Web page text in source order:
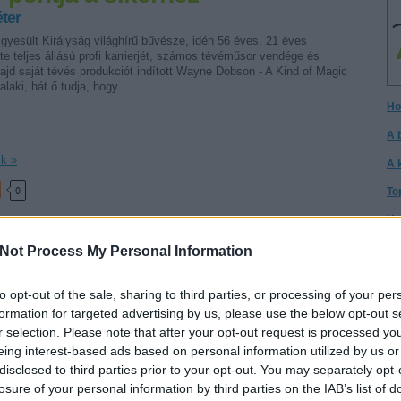
Process My Personal Information
opt-out of the sale, sharing to third parties, or processing of your
for targeted advertising by us, please use the below opt-out
selection. Please note that after your opt-out request is processed
interest-based ads based on personal information utilized by us
to third parties prior to your opt-out. You may separately
of your personal information by third parties on the IAB’s list of
A
A
Itt
Királyság világhírű bűvésze, idén 56 éves. 21 éves
teljes állású profi karrierjét, számos tévéműsor vendége és
saját tévés produkciót indított Wayne Dobson - A Kind of Magic
hát ő tudja, hogy…
»
0
dobson
9-én a Cotton Club-ban
Gondolatolvashow! Gondolatolvasás, jövőbelátás, telepátia.
Tapasztald meg a saját bőrödön! Március 9-én újra sor kerül